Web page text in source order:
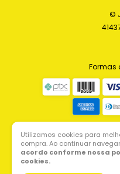
©
Formas
Utilizamos cookies para
compra. Ao continuar
acordo conforme nossa
cookies.